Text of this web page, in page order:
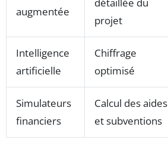
augmentée
projet
Intelligence
artificielle
Chiffrage
optimisé
Simulateurs
financiers
Calcul des aides
et subventions